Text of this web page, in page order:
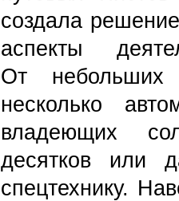
создала
аспекты
От небольших
несколько
владеющих
десятков или
спецтехнику.